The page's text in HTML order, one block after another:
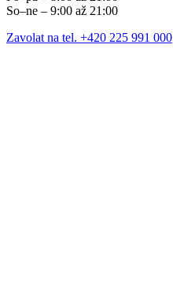
So–ne – 9:00 až 21:00
Zavolat na tel. +420 225 991 000